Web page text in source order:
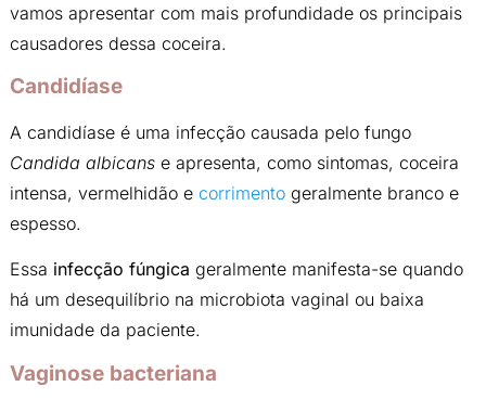
vamos apresentar com mais profundidade os principais
causadores dessa coceira.
Candidíase
A candidíase é uma infecção causada pelo fungo
Candida albicans e apresenta, como sintomas, coceira
intensa, vermelhidão e corrimentogeralmente branco e
espesso.
Essa infecção fúngica geralmente manifesta-se quando
há um desequilíbrio na microbiota vaginal ou baixa
imunidade da paciente.
Vaginose bacteriana